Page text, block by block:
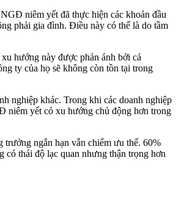
niêm yết đã thực hiện các khoản đầu
phải gia đình. Điều này có thể là do tầm
hướng này được phản ánh bởi cả
ty của họ sẽ không còn tồn tại trong
nghiệp khác. Trong khi các doanh nghiệp
niêm yết có xu hướng chủ động hơn trong
ngắn hạn vẫn chiếm ưu thế. 60%
có thái độ lạc quan nhưng thận trọng hơn